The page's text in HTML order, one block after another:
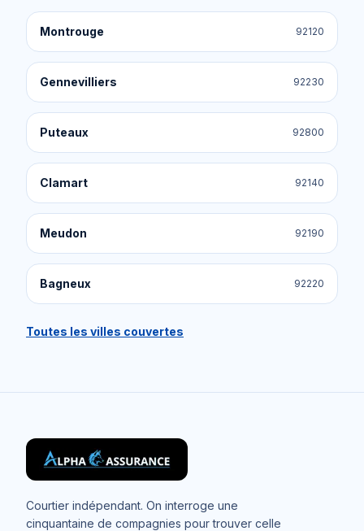
Montrouge 92120
Gennevilliers 92230
Puteaux 92800
Clamart 92140
Meudon 92190
Bagneux 92220
Toutes les villes couvertes
Courtier indépendant. On interroge une
cinquantaine de compagnies pour trouver celle